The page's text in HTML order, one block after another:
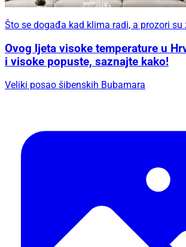
Što se događa kad klima radi, a prozori su
Ovog ljeta visoke temperature u
i visoke popuste, saznajte kako!
Veliki posao šibenskih Bubamara